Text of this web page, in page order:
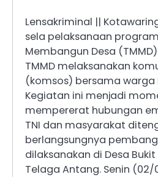
Lensakriminal ||
sela pelaksanaan
Membangun Desa
TMMD melaksanakan
(komsos) bersama warga
Kegiatan ini menjadi
mempererat hubungan
TNI dan masyarakat
berlangsungnya
dilaksanakan di Desa
Telaga Antang. Senin